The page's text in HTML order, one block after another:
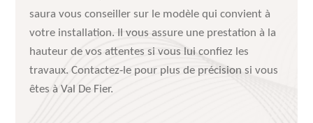
saura vous conseiller sur le modèle qui convient à
votre installation. Il vous assure une prestation à la
hauteur de vos attentes si vous lui confiez les
travaux. Contactez-le pour plus de précision si vous
êtes à Val De Fier.